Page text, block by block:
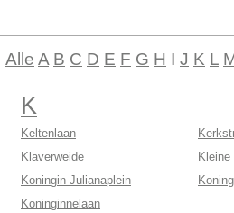
Alle A B C D E F G H I J K L
K
Keltenlaan
Klaverweide
Kleine
Koningin Julianaplein
Koninginnelaan